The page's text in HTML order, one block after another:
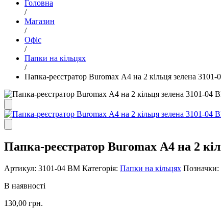
Головна
/
Магазин
/
Офіс
/
Папки на кільцях
/
Папка-реєстратор Buromax А4 на 2 кільця зелена 3101-
Папка-реєстратор Buromax А4 на 2
Артикул: 3101-04 ВМ Категорія: Папки на кільцях Позначки:
В наявності
130,00 грн.